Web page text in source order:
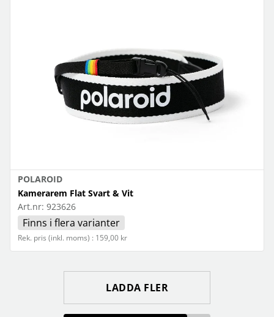
POLAROID
Kamerarem Flat Svart & Vit
Art.nr: 923626
Finns i flera varianter
Rek. pris (inkl. moms) : 159,00 kr
LADDA FLER